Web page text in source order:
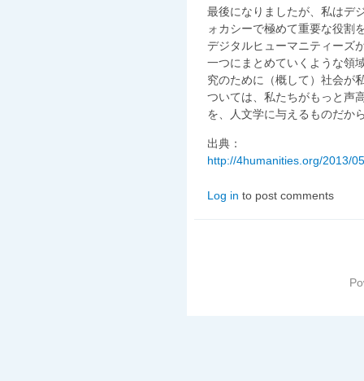
最後になりましたが、私はデ
ォカシーで極めて重要な役割
デジタルヒューマニティーズ
一つにまとめていくような領
究のために（概して）社会が
ついては、私たちがもっと声
を、人文学に与えるものだか
出典：
http://4humanities.org/2013/
Log in to post comments